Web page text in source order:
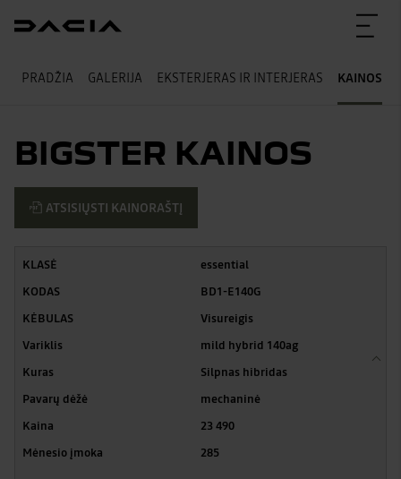
PRADŽIA GALERIJA EKSTERJERAS IR INTERJERAS KAINOS
BIGSTER KAINOS
ATSISIŲSTI KAINORAŠTĮ
essential
BD1-E140G
Visureigis
mild hybrid 140ag
Silpnas hibridas
mechaninė
23 490
285